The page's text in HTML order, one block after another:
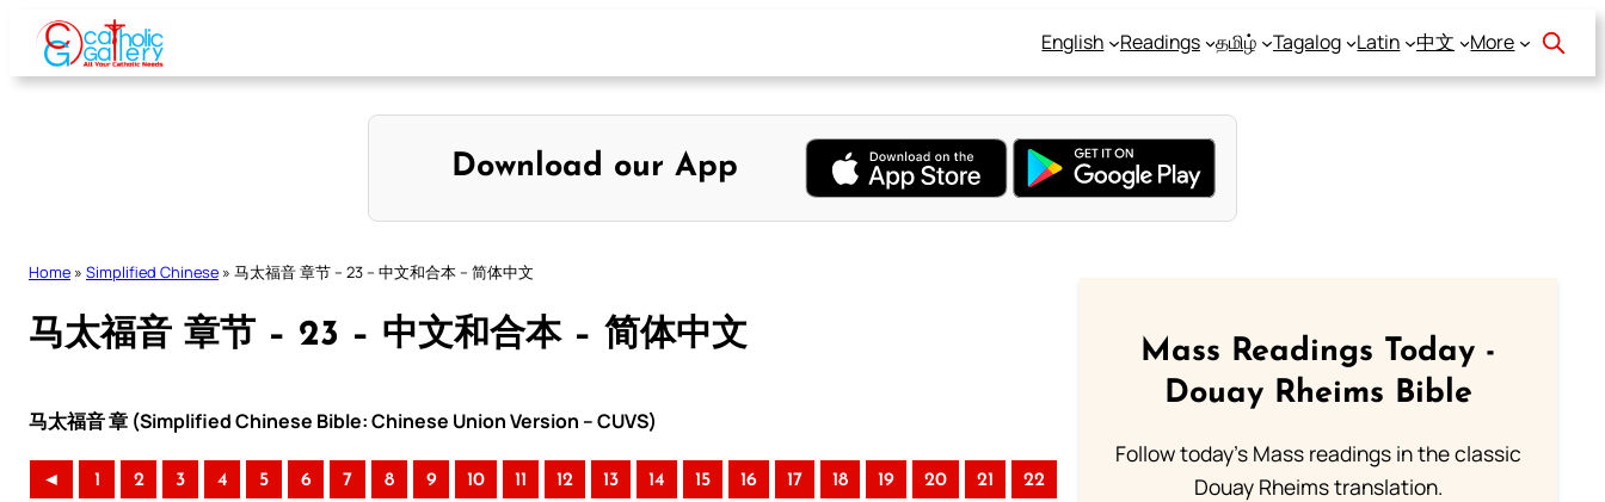
Skip
content
English Readings தமிழ் Tagalog Latin 中文 More
Download our App
Home » Simplified Chinese » 马太福音 章节 – 23 – 中文和合本 – 简体中文
马太福音 章节 – 23 – 中文和合本 – 简体中文
马太福音 章 (Simplified Chinese Bible: Chinese Union Version – CUVS)
◄ 1 2 3 4 5 6 7 8 9 10 11 12 13 14 15 16 17 18 19 20 21 22
Mass Readings Today -
Douay Rheims Bible
Follow today's Mass readings in the classic
Douay Rheims translation.